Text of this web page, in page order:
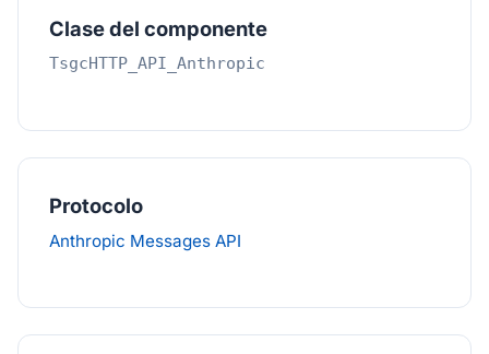
Clase del componente
TsgcHTTP_API_Anthropic
Protocolo
Anthropic Messages API